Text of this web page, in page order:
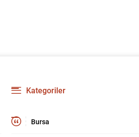
Kategoriler
Bursa